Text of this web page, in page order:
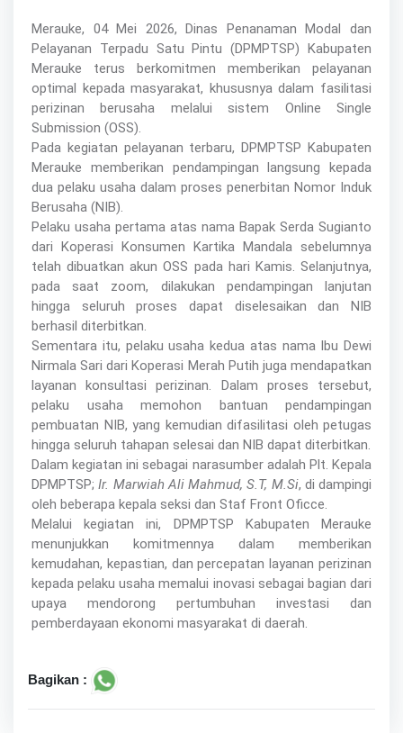
Merauke, 04 Mei 2026, Dinas Penanaman Modal dan
Pelayanan Terpadu Satu Pintu (DPMPTSP) Kabupaten
Merauke terus berkomitmen memberikan pelayanan
optimal kepada masyarakat, khususnya dalam fasilitasi
perizinan berusaha melalui sistem Online Single
Submission (OSS).
Pada kegiatan pelayanan terbaru, DPMPTSP Kabupaten
Merauke memberikan pendampingan langsung kepada
dua pelaku usaha dalam proses penerbitan Nomor Induk
Berusaha (NIB).
Pelaku usaha pertama atas nama Bapak Serda Sugianto
dari Koperasi Konsumen Kartika Mandala sebelumnya
telah dibuatkan akun OSS pada hari Kamis. Selanjutnya,
pada saat zoom, dilakukan pendampingan lanjutan
hingga seluruh proses dapat diselesaikan dan NIB
berhasil diterbitkan.
Sementara itu, pelaku usaha kedua atas nama Ibu Dewi
Nirmala Sari dari Koperasi Merah Putih juga mendapatkan
layanan konsultasi perizinan. Dalam proses tersebut,
pelaku usaha memohon bantuan pendampingan
pembuatan NIB, yang kemudian difasilitasi oleh petugas
hingga seluruh tahapan selesai dan NIB dapat diterbitkan.
Dalam kegiatan ini sebagai narasumber adalah Plt. Kepala
DPMPTSP; Ir. Marwiah Ali Mahmud, S.T, M.Si, di dampingi
oleh beberapa kepala seksi dan Staf Front Oficce.
Melalui kegiatan ini, DPMPTSP Kabupaten Merauke
menunjukkan komitmennya dalam memberikan
kemudahan, kepastian, dan percepatan layanan perizinan
kepada pelaku usaha memalui inovasi sebagai bagian dari
upaya mendorong pertumbuhan investasi dan
pemberdayaan ekonomi masyarakat di daerah.
Bagikan :